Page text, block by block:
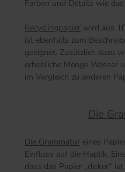
Farben und Details wie
Recyclingpapier wird aus
ist ebenfalls zum
geeignet. Zusätzlich dazu
erhebliche Menge Wasser
im Vergleich zu anderen
Die
Die Grammatur eines
Einfluss auf die Haptik.
dass das Papier „dicker“